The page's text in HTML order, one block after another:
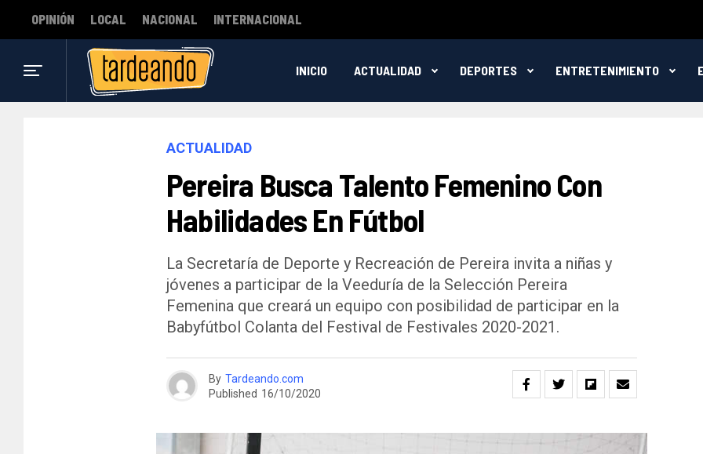
OPINIÓN LOCAL NACIONAL INTERNACIONAL
INICIO ACTUALIDAD DEPORTES ENTRETENIMIENTO
ACTUALIDAD
Pereira Busca Talento Femenino Con
Habilidades En Fútbol
La Secretaría de Deporte y Recreación de Pereira invita a niñas y
jóvenes a participar de la Veeduría de la Selección Pereira
Femenina que creará un equipo con posibilidad de participar en la
Babyfútbol Colanta del Festival de Festivales 2020-2021.
By Tardeando.com
Published 16/10/2020